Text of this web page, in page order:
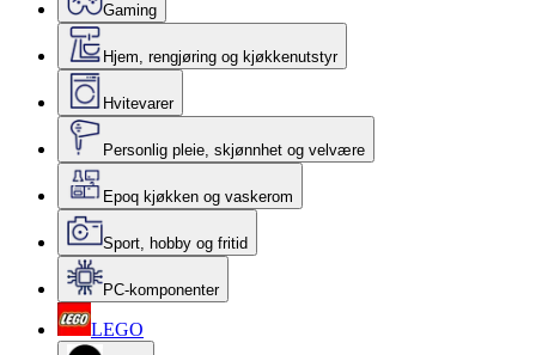
Gaming
Hjem, rengjøring og kjøkkenutstyr
Hvitevarer
Personlig pleie, skjønnhet og velvære
Epoq kjøkken og vaskerom
Sport, hobby og fritid
PC-komponenter
LEGO